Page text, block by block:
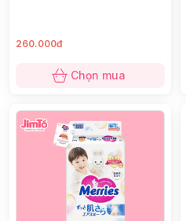
260.000đ
Chọn mua